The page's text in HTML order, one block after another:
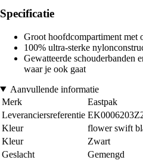
Specificatie
Groot hoofdcompartiment met
100% ultra-sterke
Gewatteerde schouderbanden
waar je ook gaat
Aanvullende informatie
Merk
Eastpak
Leveranciersreferentie
Kleur
flower swift
Kleur
Zwart
Geslacht
Gemengd